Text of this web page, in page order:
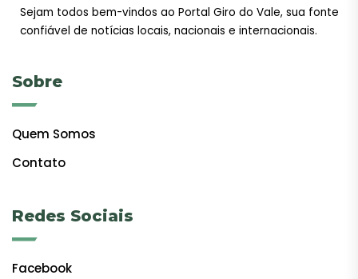
Sejam todos bem-vindos ao Portal Giro do Vale, sua fonte
confiável de notícias locais, nacionais e internacionais.
Sobre
Quem Somos
Contato
Redes Sociais
Facebook